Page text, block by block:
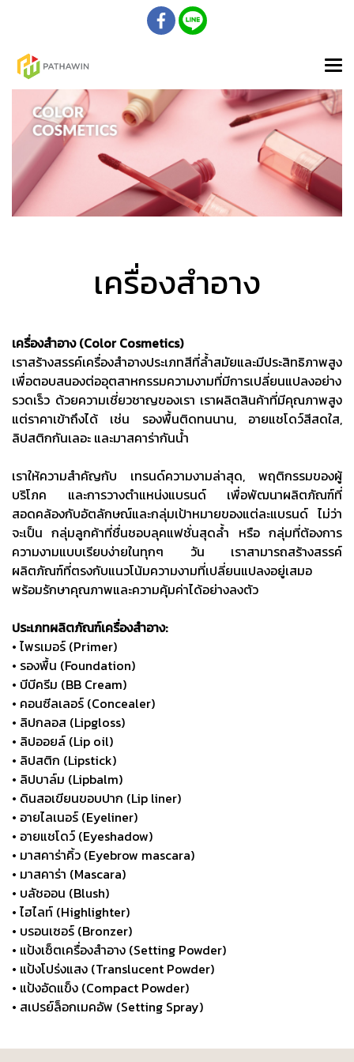
เครื่องสำอาง
เครื่องสำอาง (Color Cosmetics)
เราสร้างสรรค์เครื่องสำอางประเภทสีที่ล้ำสมัยและมีประสิทธิภาพสูง
เพื่อตอบสนองต่ออุตสาหกรรมความงามที่มีการเปลี่ยนแปลงอย่าง
รวดเร็ว ด้วยความเชี่ยวชาญของเรา เราผลิตสินค้าที่มีคุณภาพสูง
แต่ราคาเข้าถึงได้ เช่น รองพื้นติดทนนาน, อายแชโดว์สีสดใส,
ลิปสติกกันเลอะ และมาสคาร่ากันน้ำ
เราให้ความสำคัญกับ เทรนด์ความงามล่าสุด, พฤติกรรมของผู้
บริโภค และการวางตำแหน่งแบรนด์ เพื่อพัฒนาผลิตภัณฑ์ที่
สอดคล้องกับอัตลักษณ์และกลุ่มเป้าหมายของแต่ละแบรนด์ ไม่ว่า
จะเป็น กลุ่มลูกค้าที่ชื่นชอบลุคแฟชั่นสุดล้ำ หรือ กลุ่มที่ต้องการ
ความงามแบบเรียบง่ายในทุกๆ วัน เราสามารถสร้างสรรค์
ผลิตภัณฑ์ที่ตรงกับแนวโน้มความงามที่เปลี่ยนแปลงอยู่เสมอ
พร้อมรักษาคุณภาพและความคุ้มค่าได้อย่างลงตัว
ประเภทผลิตภัณฑ์เครื่องสำอาง:
• ไพรเมอร์ (Primer)
• รองพื้น (Foundation)
• บีบีครีม (BB Cream)
• คอนซีลเลอร์ (Concealer)
• ลิปกลอส (Lipgloss)
• ลิปออยล์ (Lip oil)
• ลิปสติก (Lipstick)
• ลิปบาล์ม (Lipbalm)
• ดินสอเขียนขอบปาก (Lip liner)
• อายไลเนอร์ (Eyeliner)
• อายแชโดว์ (Eyeshadow)
• มาสคาร่าคิ้ว (Eyebrow mascara)
• มาสคาร่า (Mascara)
• บลัชออน (Blush)
• ไฮไลท์ (Highlighter)
• บรอนเซอร์ (Bronzer)
• แป้งเซ็ตเครื่องสำอาง (Setting Powder)
• แป้งโปร่งแสง (Translucent Powder)
• แป้งอัดแข็ง (Compact Powder)
• สเปรย์ล็อกเมคอัพ (Setting Spray)